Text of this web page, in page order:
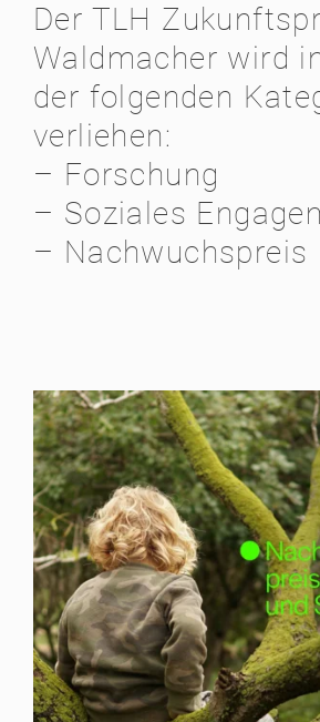
Der TLH
Waldmacher wird
der folgenden
verliehen:
– Forschung
– Soziales
– Nachwuchspreis